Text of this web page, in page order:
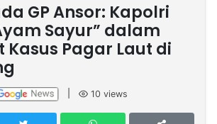
GP Ansor: Kapolri
Sayur” dalam
Kasus Pagar Laut di
10 views